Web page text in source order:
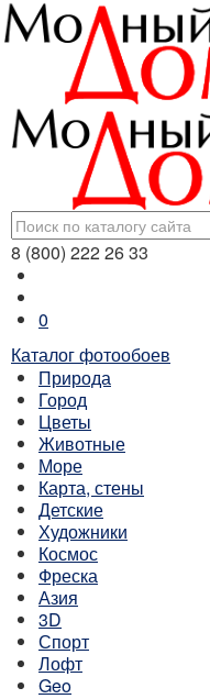
8 (800) 222 26 33
0
Каталог фотообоев
Природа
Город
Цветы
Животные
Море
Карта, стены
Детские
Художники
Космос
Фреска
Азия
3D
Спорт
Лофт
Geo